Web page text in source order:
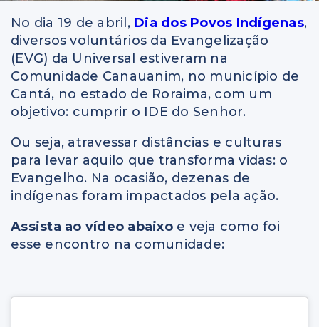
No dia 19 de abril, Dia dos Povos Indígenas,
diversos voluntários da Evangelização
(EVG) da Universal estiveram na
Comunidade Canauanim, no município de
Cantá, no estado de Roraima, com um
objetivo: cumprir o IDE do Senhor.
Ou seja, atravessar distâncias e culturas
para levar aquilo que transforma vidas: o
Evangelho. Na ocasião, dezenas de
indígenas foram impactados pela ação.
Assista ao vídeo abaixo e veja como foi
esse encontro na comunidade: